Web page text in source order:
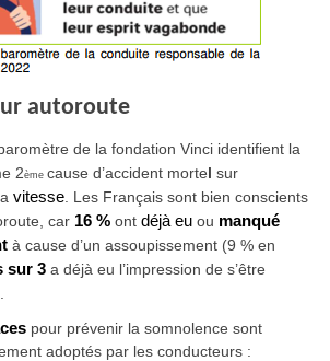
autoroute
de la fondation Vinci identifient la
2ème cause d’accident mortel sur
vitesse . Les Français sont bien conscients
car 16 % ont déjà eu ou manqué
à cause d’un assoupissement (9 % en
sur 3 a déjà eu l’impression de s’être
pour prévenir la somnolence sont
adoptés par les conducteurs :